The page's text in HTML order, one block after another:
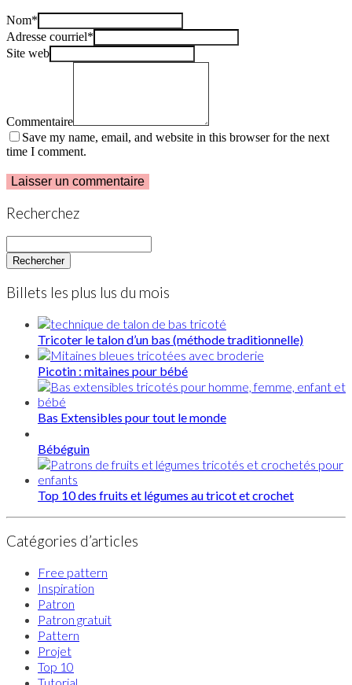
Nom*
Adresse courriel*
Site web
Commentaire
Save my name, email, and website in this browser for the next
time I comment.
Recherchez
Rechercher
is
progress
Billets les plus lus du mois
Tricoter le talon d’un bas (méthode traditionnelle)
Picotin : mitaines pour bébé
Bas Extensibles pour tout le monde
Bébéguin
Top 10 des fruits et légumes au tricot et crochet
Catégories d’articles
Free pattern
Inspiration
Patron
Patron gratuit
Pattern
Projet
Top 10